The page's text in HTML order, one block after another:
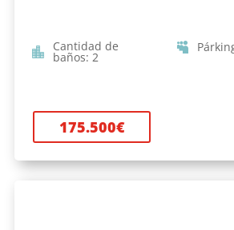
Cantidad de
baños: 2
175.500€